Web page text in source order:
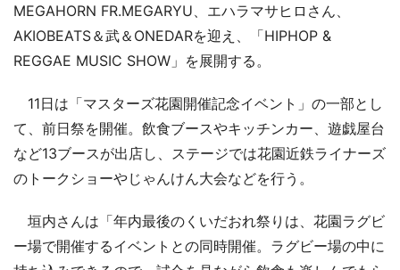
MEGAHORN FR.MEGARYU、エハラマサヒロさん、
AKIOBEATS＆武＆ONEDARを迎え、「HIPHOP &
REGGAE MUSIC SHOW」を展開する。
11日は「マスターズ花園開催記念イベント」の一部とし
て、前日祭を開催。飲食ブースやキッチンカー、遊戯屋台
など13ブースが出店し、ステージでは花園近鉄ライナーズ
のトークショーやじゃんけん大会などを行う。
垣内さんは「年内最後のくいだおれ祭りは、花園ラグビ
ー場で開催するイベントとの同時開催。ラグビー場の中に